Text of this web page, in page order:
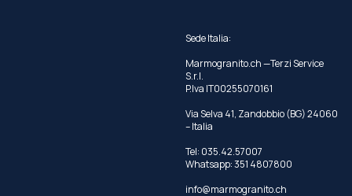
Sede Italia:
Marmogranito.ch —Terzi Service
S.r.l.
P.Iva IT00255070161
Via Selva 41, Zandobbio (BG) 24060
– Italia
Tel: 035.42.57007
Whatsapp:351 4807800
info@marmogranito.ch